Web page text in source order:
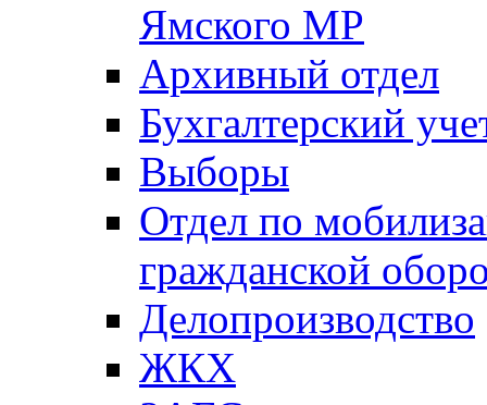
Ямского МР
Архивный отдел
Бухгалтерский
Выборы
Отдел по
гражданской
Делопроизводство
ЖКХ